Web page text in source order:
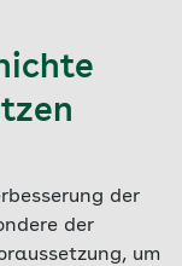
der
der
um